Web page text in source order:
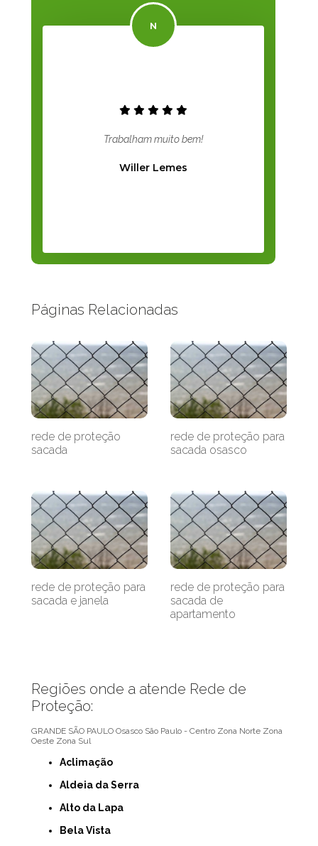
Trabalham muito bem!
Willer Lemes
Páginas Relacionadas
rede de proteção
sacada
rede de proteção para
sacada osasco
rede de proteção para
sacada e janela
rede de proteção para
sacada de
apartamento
Regiões onde a atende Rede de
Proteção:
GRANDE SÃO PAULO Osasco São Paulo - Centro Zona Norte Zona
Oeste Zona Sul
Aclimação
Aldeia da Serra
Alto da Lapa
Bela Vista